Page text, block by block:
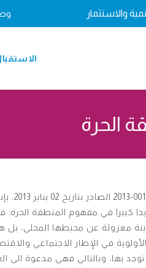
والاستثمار
الحرة
قدم القانون
كبيرا في مفهوم المنطقة الحرة.
معزولة عن محيطها المحلي،
في الإطار الاجتماعي
بها، وبالتالي فهي مدعوة الى